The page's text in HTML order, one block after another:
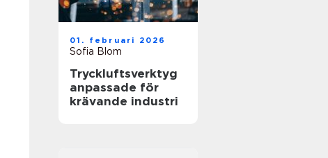
01. februari 2026
Sofia Blom
Tryckluftsverktyg
anpassade för
krävande industri